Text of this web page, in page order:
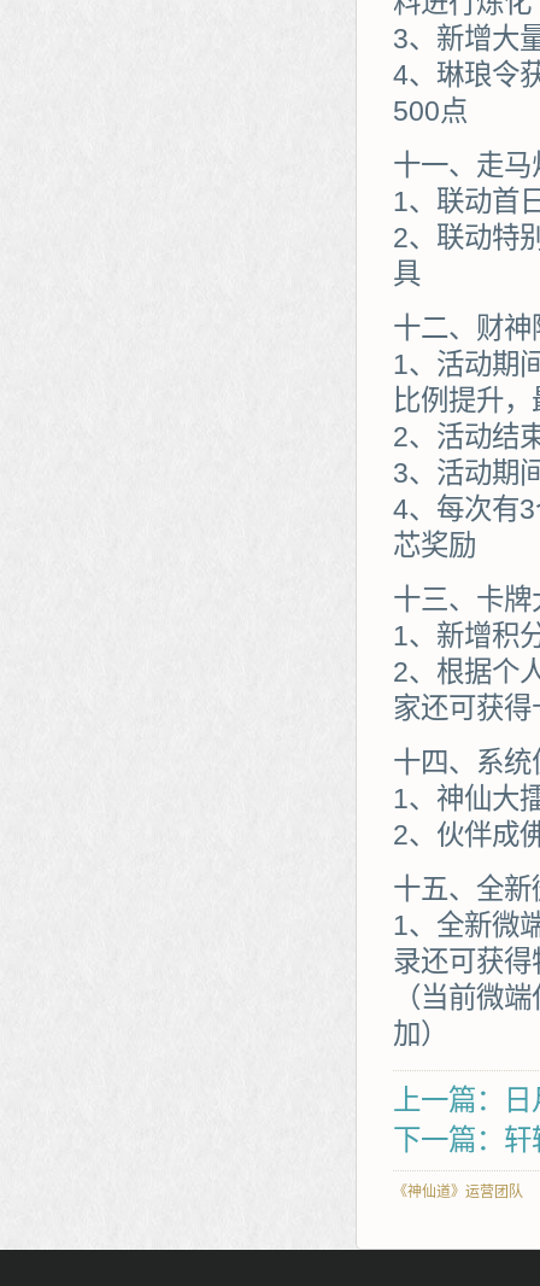
3、新增大
4、琳琅令
500点
十一、走
1、联动首
2、联动特
具
十二、财神
1、活动期
比例提升
2、活动结
3、活动期
4、每次有
芯奖励
十三、卡牌
1、新增积
2、根据个
家还可获
十四、系统
1、神仙大
2、伙伴成
十五、全新
1、全新微
录还可获得
（当前微
加）
上一篇：
下一篇：
《神仙道》运营团队